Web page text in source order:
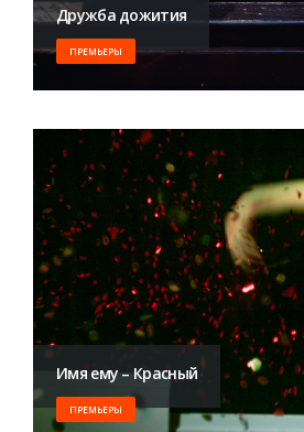
Дружба дожития
ПРЕМЬЕРЫ
Имя ему – Красный
ПРЕМЬЕРЫ